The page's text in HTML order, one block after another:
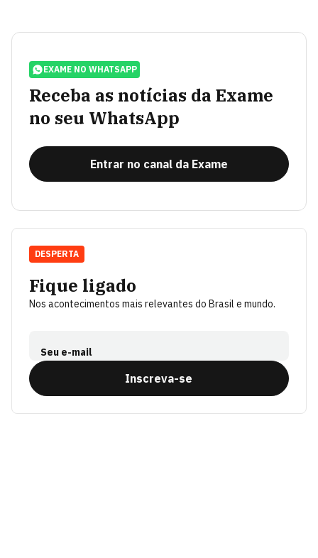
EXAME NO WHATSAPP
Receba as notícias da Exame
no seu WhatsApp
Entrar no canal da Exame
Fique ligado
Nos acontecimentos mais relevantes do Brasil e mundo.
Seu e-mail
Inscreva-se
DESPERTA